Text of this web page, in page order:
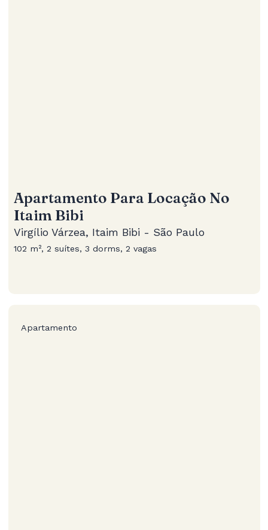
Apartamento Para Locação No
Itaim Bibi
Virgílio Várzea, Itaim Bibi - São Paulo
102 m², 2 suítes, 3 dorms, 2 vagas
Apartamento